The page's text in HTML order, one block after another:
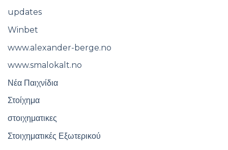
updates
Winbet
www.alexander-berge.no
www.smalokalt.no
Νέα Παιχνίδια
Στοίχημα
στοιχηματικες
Στοιχηματικές Εξωτερικού